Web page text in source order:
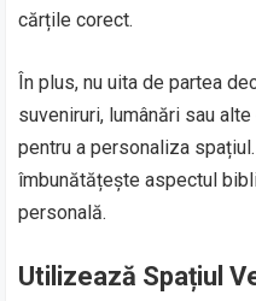
cărțile corect.
În plus, nu uita de partea
suveniruri, lumânări sau
pentru a personaliza
îmbunătățește aspectul
personală.
Utilizează Spațiul